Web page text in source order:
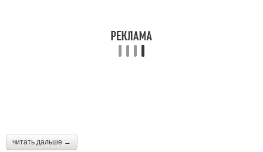
читать дальше →